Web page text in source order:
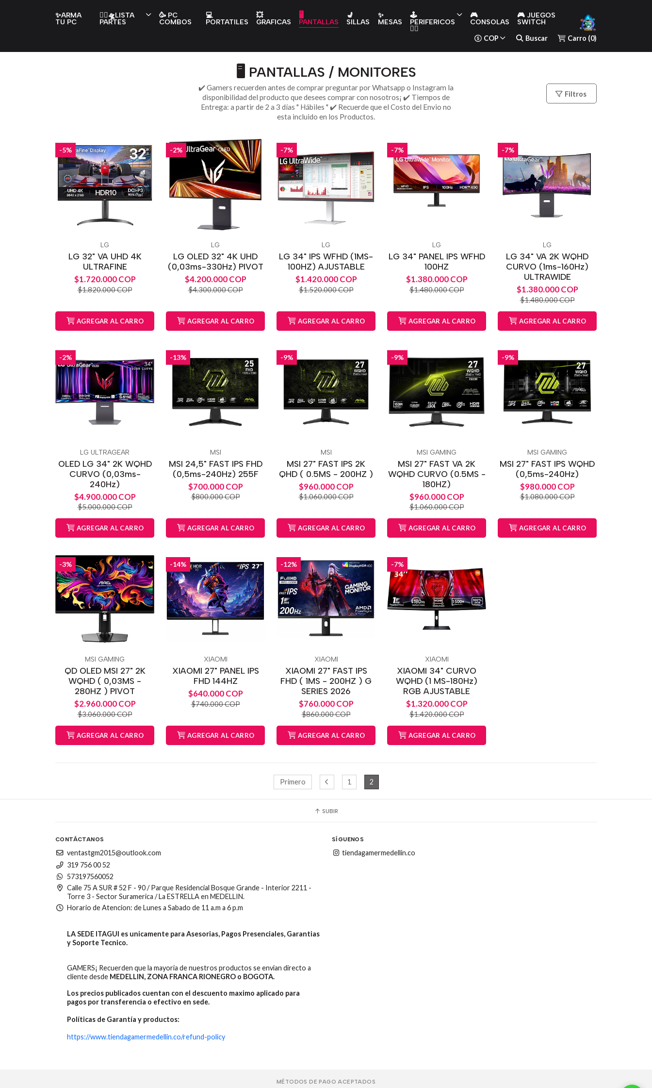
✨ARMA
TU PC
👇🏻🛸LISTA
PARTES
🥳 PC
COMBOS
💻
PORTATILES
💥
GRAFICAS
🖥️
PANTALLAS
💺
SILLAS
✨
MESAS
🕹️
PERIFERICOS
👇🏻
🎮
CONSOLAS
🎮 JUEGOS
SWITCH
COP Buscar Carro (0)
🖥️ PANTALLAS / MONITORES
✔️ Gamers recuerden antes de comprar preguntar por Whatsapp o Instagram la
disponibilidad del producto que desees comprar con nosotros¡ ✔️ Tiempos de
Entrega: a partir de 2 a 3 días " Hábiles " ✔️ Recuerde que el Costo del Envio no
esta incluido en los Productos.
Filtros
-5%
LG
LG 32" VA UHD 4K
ULTRAFINE
$1.720.000 COP
$1.820.000 COP
AGREGAR AL CARRO
-2%
LG
LG OLED 32" 4K UHD
(0,03ms-330Hz) PIVOT
$4.200.000 COP
$4.300.000 COP
AGREGAR AL CARRO
-7%
LG
LG 34" IPS WFHD (1MS-
100HZ) AJUSTABLE
$1.420.000 COP
$1.520.000 COP
AGREGAR AL CARRO
-7%
LG
LG 34" PANEL IPS WFHD
100HZ
$1.380.000 COP
$1.480.000 COP
AGREGAR AL CARRO
-7%
LG
LG 34" VA 2K WQHD
CURVO (1ms-160Hz)
ULTRAWIDE
$1.380.000 COP
$1.480.000 COP
AGREGAR AL CARRO
-2%
LG ULTRAGEAR
OLED LG 34" 2K WQHD
CURVO (0,03ms-
240Hz)
$4.900.000 COP
$5.000.000 COP
AGREGAR AL CARRO
-13%
MSI
MSI 24,5" FAST IPS FHD
(0,5ms-240Hz) 255F
$700.000 COP
$800.000 COP
AGREGAR AL CARRO
-9%
MSI
MSI 27" FAST IPS 2K
QHD ( 0.5MS - 200HZ )
$960.000 COP
$1.060.000 COP
AGREGAR AL CARRO
-9%
MSI GAMING
MSI 27" FAST VA 2K
WQHD CURVO (0.5MS -
180HZ)
$960.000 COP
$1.060.000 COP
AGREGAR AL CARRO
-9%
MSI GAMING
MSI 27" FAST IPS WQHD
(0,5ms-240Hz)
$980.000 COP
$1.080.000 COP
AGREGAR AL CARRO
-3%
MSI GAMING
QD OLED MSI 27" 2K
WQHD ( 0,03MS -
280HZ ) PIVOT
$2.960.000 COP
$3.060.000 COP
AGREGAR AL CARRO
-14%
XIAOMI
XIAOMI 27" PANEL IPS
FHD 144HZ
$640.000 COP
$740.000 COP
AGREGAR AL CARRO
-12%
XIAOMI
XIAOMI 27" FAST IPS
FHD ( 1MS - 200HZ ) G
SERIES 2026
$760.000 COP
$860.000 COP
AGREGAR AL CARRO
-7%
XIAOMI
XIAOMI 34" CURVO
WQHD (1 MS-180Hz)
RGB AJUSTABLE
$1.320.000 COP
$1.420.000 COP
AGREGAR AL CARRO
Primero 1 2
SUBIR
CONTÁCTANOS
ventastgm2015@outlook.com
319 756 00 52
573197560052
Calle 75 A SUR # 52 F - 90 / Parque Residencial Bosque Grande - Interior 2211 -
Torre 3 - Sector Suramerica / La ESTRELLA en MEDELLIN.
Horario de Atencion: de Lunes a Sabado de 11 a.m a 6 p.m
LA SEDE ITAGUI es unicamente para Asesorias, Pagos Presenciales, Garantias
y Soporte Tecnico.
GAMERS¡ Recuerden que la mayoria de nuestros productos se envian directo a
cliente desde MEDELLIN, ZONA FRANCA RIONEGRO o BOGOTA.
Los precios publicados cuentan con el descuento maximo aplicado para
pagos por transferencia o efectivo en sede.
Políticas de Garantía y productos:
https://www.tiendagamermedellin.co/refund-policy
SÍGUENOS
tiendagamermedellin.co
MÉTODOS DE PAGO ACEPTADOS